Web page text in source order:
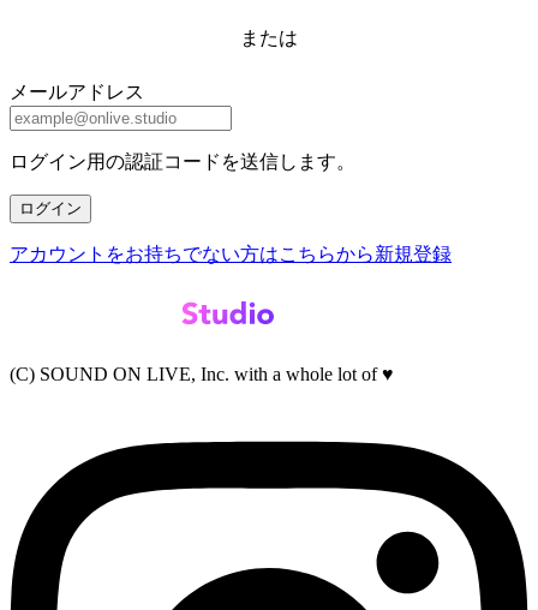
または
メールアドレス
ログイン用の認証コードを送信します。
ログイン
アカウントをお持ちでない方はこちらから新規登録
(C) SOUND ON LIVE, Inc. with a whole lot of ♥